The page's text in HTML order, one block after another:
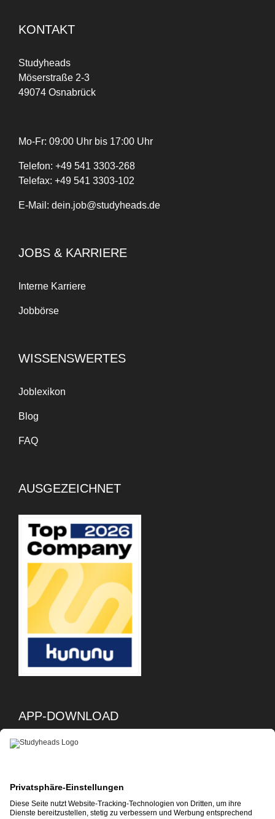
KONTAKT
Studyheads
Möserstraße 2-3
49074 Osnabrück
Mo-Fr: 09:00 Uhr bis 17:00 Uhr
Telefon: +49 541 3303-268
Telefax: +49 541 3303-102
E-Mail: dein.job@studyheads.de
JOBS & KARRIERE
Interne Karriere
Jobbörse
WISSENSWERTES
Joblexikon
Blog
FAQ
AUSGEZEICHNET
APP-DOWNLOAD